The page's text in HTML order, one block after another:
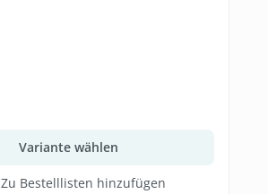
Variante wählen
Zu Bestelllisten hinzufügen